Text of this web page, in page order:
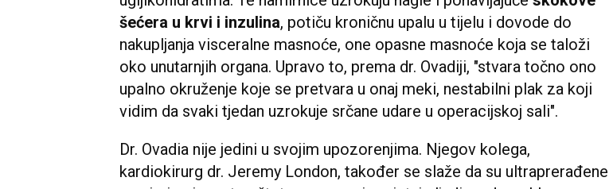
šećera u krvi i inzulina, potiču kroničnu upalu u tijelu i dovode do
nakupljanja visceralne masnoće, one opasne masnoće koja se taloži
oko unutarnjih organa. Upravo to, prema dr. Ovadiji, "stvara točno ono
upalno okruženje koje se pretvara u onaj meki, nestabilni plak za koji
vidim da svaki tjedan uzrokuje srčane udare u operacijskoj sali".
Dr. Ovadia nije jedini u svojim upozorenjima. Njegov kolega,
kardiokirurg dr. Jeremy London, također se slaže da su ultraprerađene